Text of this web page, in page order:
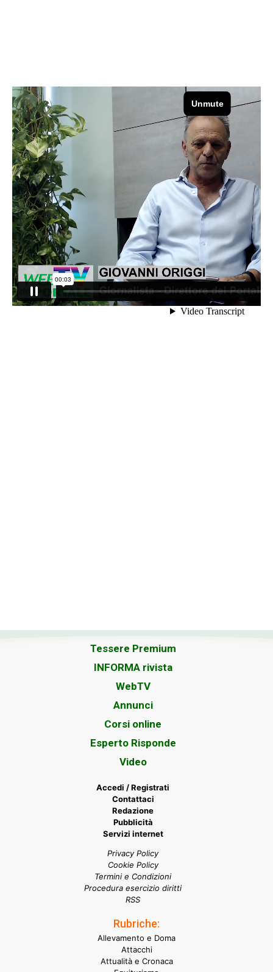
Tessere Premium
INFORMA rivista
WebTV
Annunci
Corsi online
Esperto Risponde
Video
Accedi / Registrati
Contattaci
Redazione
Pubblicità
Servizi internet
Privacy Policy
Cookie Policy
Termini e Condizioni
Procedura esercizio diritti
RSS
Rubriche:
Allevamento e Doma
Attacchi
Attualità e Cronaca